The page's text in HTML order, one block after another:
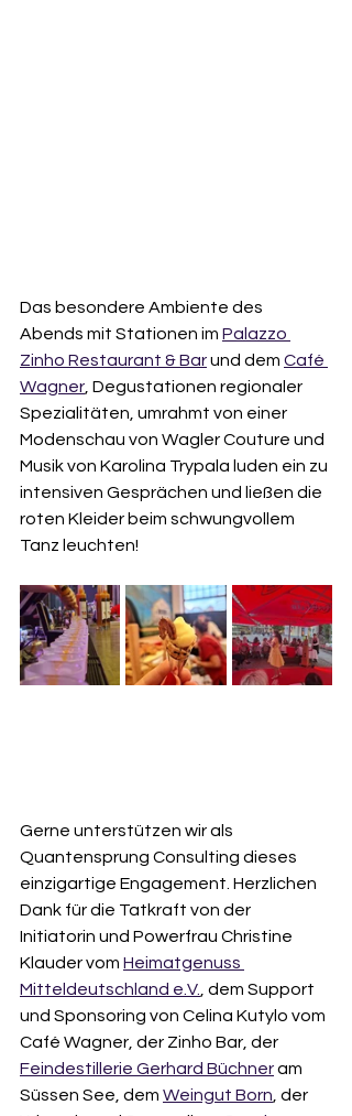
Das besondere Ambiente des
Abends mit Stationen im Palazzo
Zinho Restaurant & Bar und dem Café
Wagner , Degustationen regionaler
Spezialitäten, umrahmt von einer
Modenschau von Wagler Couture und
Musik von Karolina Trypala luden ein zu
intensiven Gesprächen und ließen die
roten Kleider beim schwungvollem
Tanz leuchten!
Gerne unterstützen wir als
Quantensprung Consulting dieses
einzigartige Engagement. Herzlichen
Dank für die Tatkraft von der
Initiatorin und Powerfrau Christine
Klauder vom Heimatgenuss
Mitteldeutschland e.V. , dem Support
und Sponsoring von Celina Kutylo vom
Café Wagner, der Zinho Bar, der
Feindestillerie Gerhard Büchner am
Süssen See, dem Weingut Born , der